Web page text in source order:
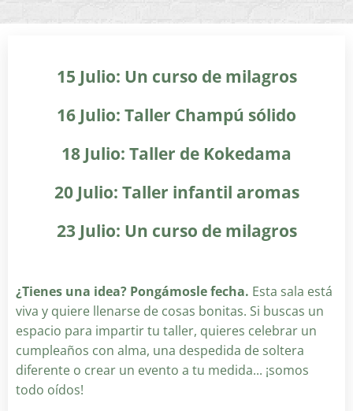
15 Julio: Un curso de milagros
16 Julio: Taller Champú sólido
18 Julio: Taller de Kokedama
20 Julio: Taller infantil aromas
23 Julio: Un curso de milagros
¿Tienes una idea? Pongámosle fecha. Esta sala está
viva y quiere llenarse de cosas bonitas. Si buscas un
espacio para impartir tu taller, quieres celebrar un
cumpleaños con alma, una despedida de soltera
diferente o crear un evento a tu medida... ¡somos
todo oídos!